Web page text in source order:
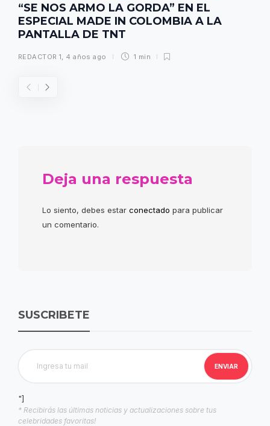
“SE NOS ARMO LA GORDA” EN EL
ESPECIAL MADE IN COLOMBIA A LA
PANTALLA DE TNT
REDACTOR 1 4 años ago 1 min
Deja una respuesta
Lo siento, debes estar conectado para publicar
un comentario.
SUSCRIBETE
"]
* Recibirás las últimas noticias y actualizaciones sobre tus
celebridades favoritas!